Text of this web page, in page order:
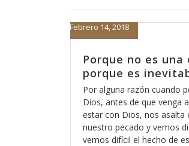
Porque no es una
porque es
Febrero 14, 2018
Por alguna razón cuando
Dios, antes de que venga
estar con Dios, nos asalta
nuestro pecado y vemos
vemos difícil el hecho de